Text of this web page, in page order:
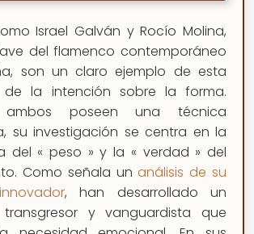
Israel Galván y Rocío Molina,
del flamenco contemporáneo
son un claro ejemplo de esta
de la intención sobre la forma.
ambos poseen una técnica
su investigación se centra en la
del « peso » y la « verdad » del
Como señala unanálisis de su
, han desarrollado un
y vanguardista que